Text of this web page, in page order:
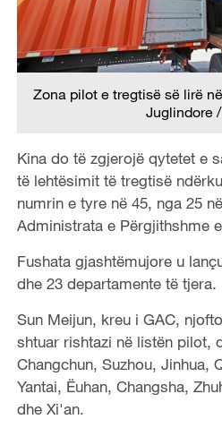
Zona pilot e tregtisë së lirë
Juglindore
Kina do të zgjerojë qytetet e
të lehtësimit të tregtisë
numrin e tyre në 45, nga 25
Administrata e Përgjithshme
Fushata gjashtëmujore u
​​dhe 23 departamente të tjera.
Sun Meijun, kreu i GAC,
shtuar rishtazi në listën pilot,
Changchun, Suzhou, Jinhua,
Yantai, Ëuhan, Changsha,
dhe Xi'an.